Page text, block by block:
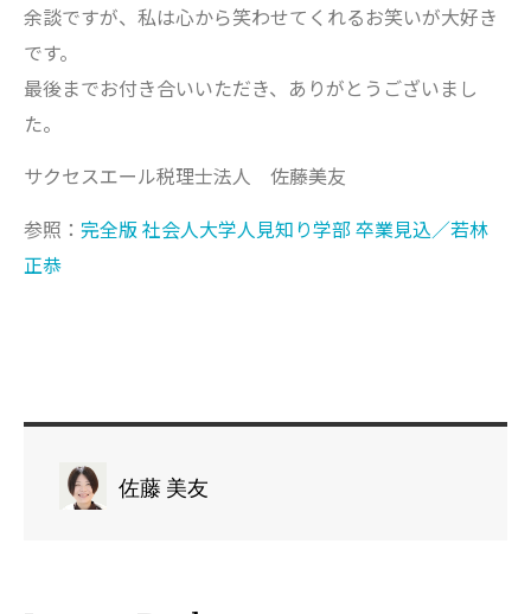
余談ですが、私は心から笑わせてくれるお笑いが大好き
です。
最後までお付き合いいただき、ありがとうございまし
た。
サクセスエール税理士法人 佐藤美友
参照： 完全版 社会人大学人見知り学部 卒業見込／若林
正恭
佐藤 美友